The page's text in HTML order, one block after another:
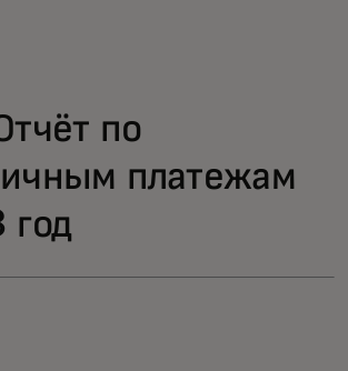
по
платежам
год